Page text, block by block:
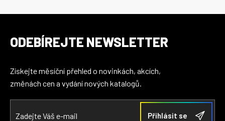
ODEBÍREJTE NEWSLETTER
Získejte měsíční přehled o novinkách, akcích,
změnách cen a vydání nových katalogů.